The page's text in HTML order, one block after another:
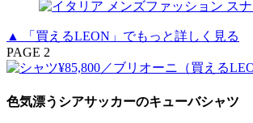
▲ 「買えるLEON」でもっと詳しく見る
PAGE 2
色気漂うシアサッカーのキューバシャツ